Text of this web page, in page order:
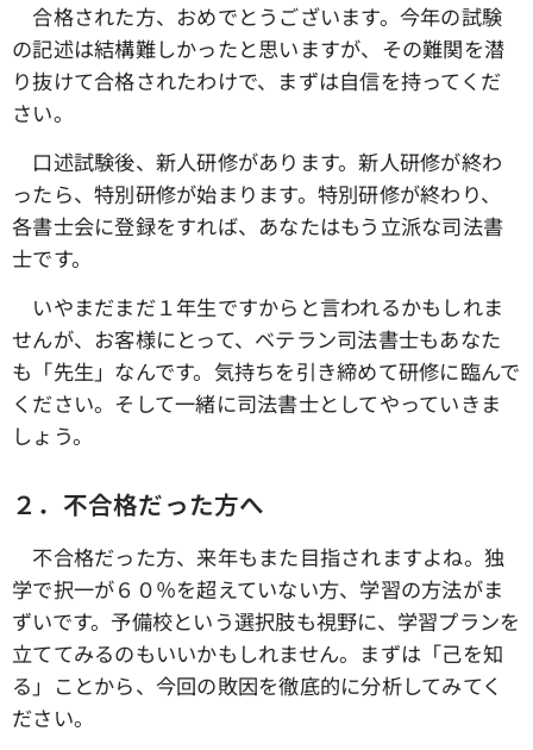
合格された方、おめでとうございます。今年の試験
の記述は結構難しかったと思いますが、その難関を潜
り抜けて合格されたわけで、まずは自信を持ってくだ
さい。
口述試験後、新人研修があります。新人研修が終わ
ったら、特別研修が始まります。特別研修が終わり、
各書士会に登録をすれば、あなたはもう立派な司法書
士です。
いやまだまだ１年生ですからと言われるかもしれま
せんが、お客様にとって、ベテラン司法書士もあなた
も「先生」なんです。気持ちを引き締めて研修に臨んで
ください。そして一緒に司法書士としてやっていきま
しょう。
２．不合格だった方へ
不合格だった方、来年もまた目指されますよね。独
学で択一が６０％を超えていない方、学習の方法がま
ずいです。予備校という選択肢も視野に、学習プランを
立ててみるのもいいかもしれません。まずは「己を知
る」ことから、今回の敗因を徹底的に分析してみてく
ださい。